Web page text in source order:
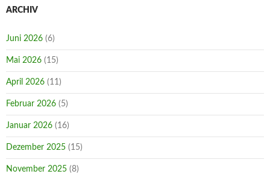
ARCHIV
Juni 2026 (6)
Mai 2026 (15)
April 2026 (11)
Februar 2026 (5)
Januar 2026 (16)
Dezember 2025 (15)
November 2025 (8)